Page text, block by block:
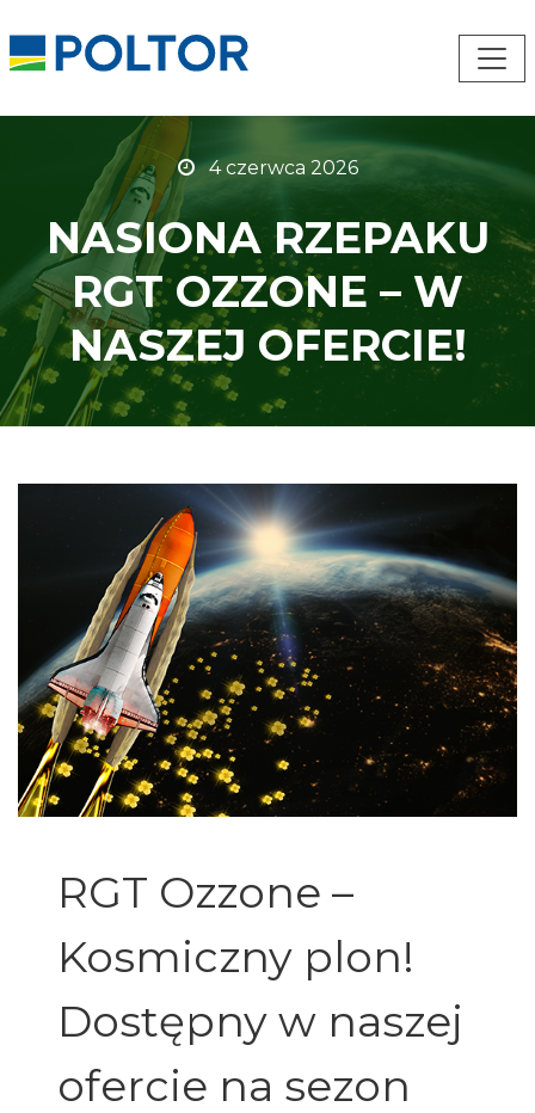
4 czerwca 2026
NASIONA RZEPAKU
RGT OZZONE – W
NASZEJ OFERCIE!
RGT Ozzone –
Kosmiczny plon!
Dostępny w naszej
ofercie na sezon